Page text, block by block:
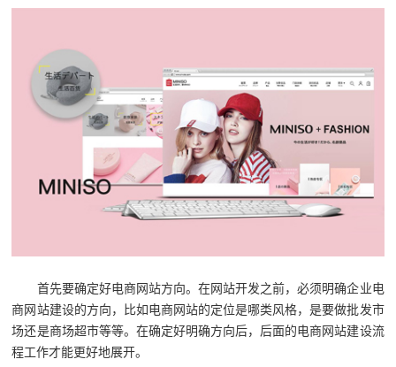
首先要确定好电商网站方向。在网站开发之前，必须明确企业电
商网站建设的方向，比如电商网站的定位是哪类风格，是要做批发市
场还是商场超市等等。在确定好明确方向后，后面的电商网站建设流
程工作才能更好地展开。